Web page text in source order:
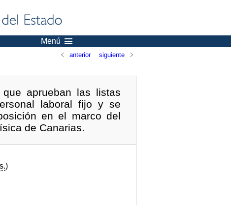
Menú
anterior siguiente
aprueban las listas
laboral fijo y se
en el marco del
de Canarias.
)